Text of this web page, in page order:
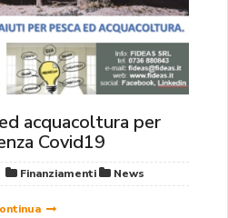
acquacoltura per
Covid19
Finanziamenti News